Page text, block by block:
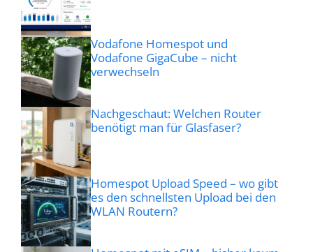
Vodafone Homespot und
Vodafone GigaCube – nicht
verwechseln
Nachgeschaut: Welchen Router
benötigt man für Glasfaser?
Homespot Upload Speed – wo gibt
es den schnellsten Upload bei den
WLAN Routern?